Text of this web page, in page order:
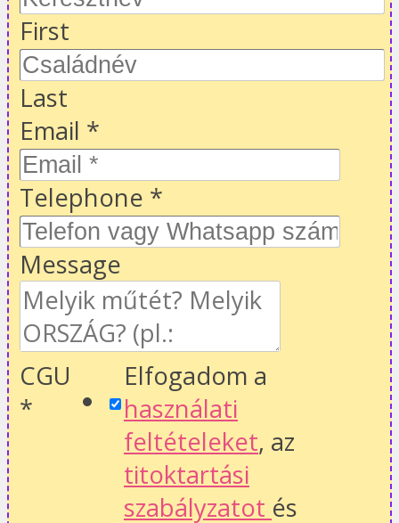
First
Last
Email *
Telephone *
Message
CGU
*
Elfogadom a
használati
feltételeket, az
titoktartási
szabályzatot és